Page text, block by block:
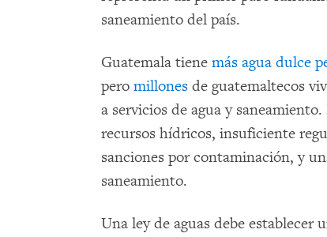
saneamiento del país.
Guatemala tiene más agua dulce
pero millones de guatemaltecos
a servicios de agua y
recursos hídricos, insuficiente
sanciones por contaminación, y
saneamiento.
Una ley de aguas debe establecer